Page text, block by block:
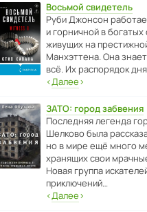
Восьмой свидетель
Руби Джонсон
и горни­чной в богатых
живущих на
Манх­эт­тена. Она
всё. Их распо­рядок
‹Далее›
ЗАТО: город забвения
После­дняя легенда
Шелково была
но в мире ещё много
хранящих свои
Новая группа
приключений…
‹Далее›